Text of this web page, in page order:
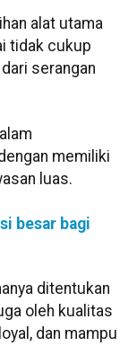
alat utama
tidak cukup
serangan
memiliki
luas.
besar bagi
ditentukan
oleh kualitas
dan mampu